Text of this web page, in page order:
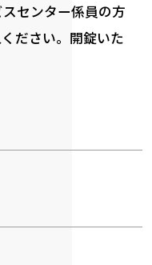
センター係員の方
ださい。開錠いた